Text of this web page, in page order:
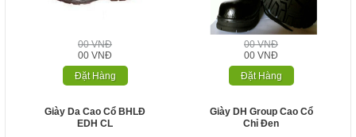
00 VNĐ
00 VNĐ
Đặt Hàng
00 VNĐ
00 VNĐ
Đặt Hàng
Giày Da Cao Cổ BHLĐ
EDH CL
Giày DH Group Cao Cổ
Chỉ Đen